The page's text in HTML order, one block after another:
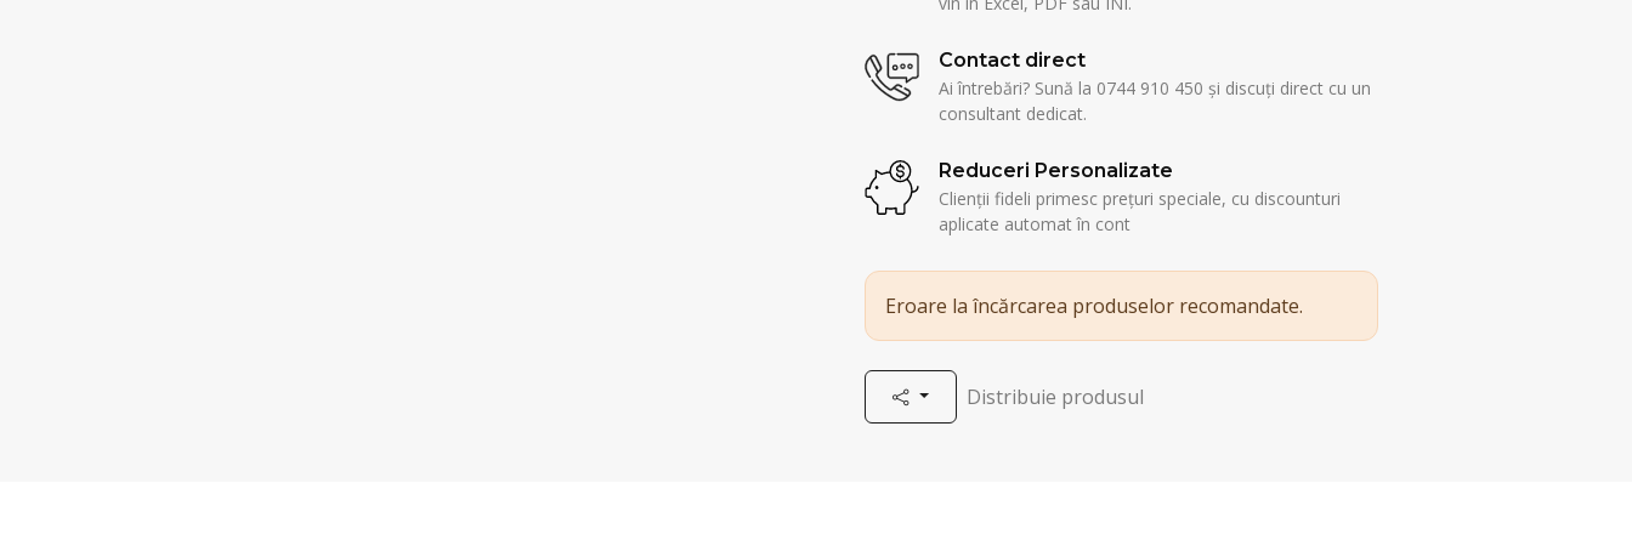
Contact direct
Ai întrebări? Sună la 0744 910 450 și discuți direct cu un
consultant dedicat.
Reduceri Personalizate
Clienții fideli primesc prețuri speciale, cu discounturi
aplicate automat în cont
Eroare la încărcarea produselor recomandate.
Distribuie produsul